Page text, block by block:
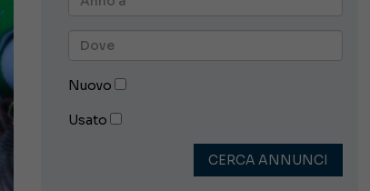
Nuovo
Usato
CERCA ANNUNCI